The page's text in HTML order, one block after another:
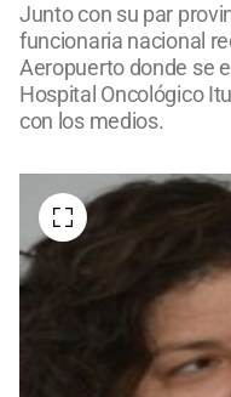
Junto con su par
funcionaria nacional
Aeropuerto donde se
Hospital Oncológico
con los medios.